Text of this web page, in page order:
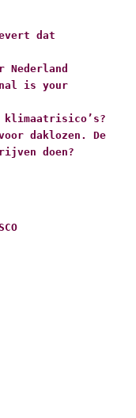
dat
Nederland
is your
klimaatrisico’s?
daklozen. De
doen?